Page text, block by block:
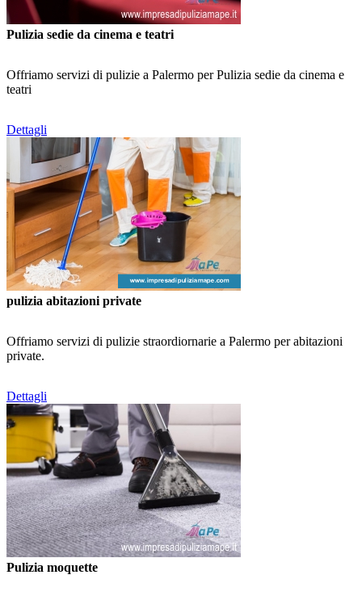
Pulizia sedie da cinema e teatri
Offriamo servizi di pulizie a Palermo per Pulizia sedie da cinema e
teatri
Dettagli
pulizia abitazioni private
Offriamo servizi di pulizie straordiornarie a Palermo per abitazioni
private.
Dettagli
Pulizia moquette